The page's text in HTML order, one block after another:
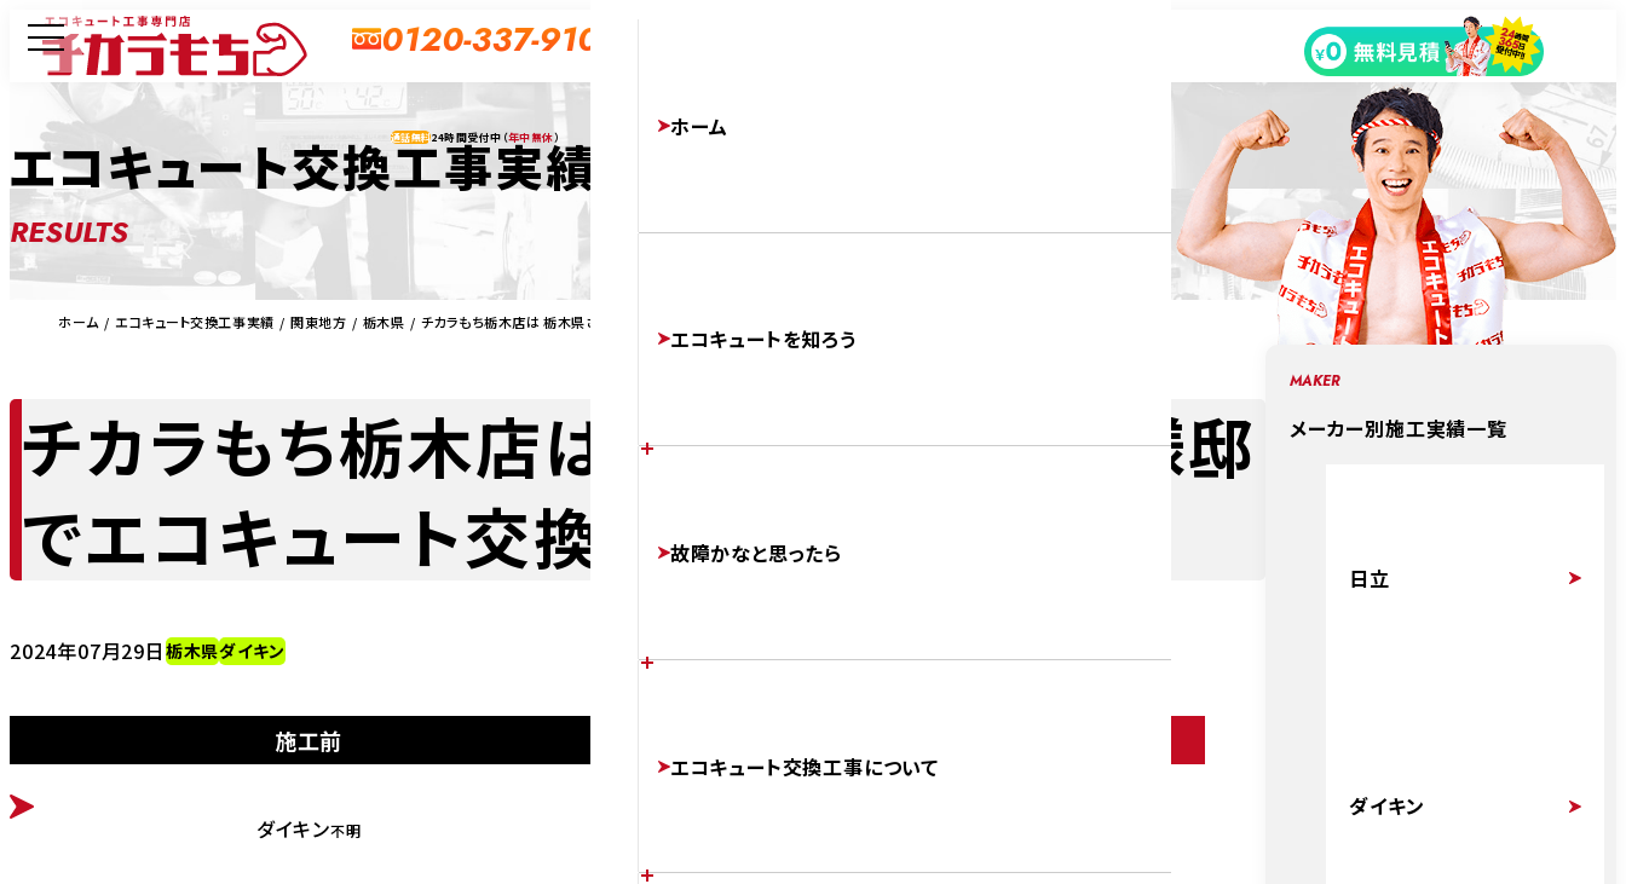
0120-337-910
通話無料24時間受付中（年中無休） ホーム
エコキュートを知ろう
CHOOSE
故障かなと思ったら
エコキュート交換工事について
エコキュート交換工事実績
RESULTS
ホーム エコキュート交換工事実績 関東地方 栃木県 チカラもち栃木店は 栃木県さくら市S様邸でエコキュート交換
チカラもち栃木店は 栃木県さくら市S様邸
でエコキュート交換
2024年07月29日 栃木県ダイキン
施工前
BEFORE ダイキン不明
MAKER
メーカー別施工実績一覧
日立
ダイキン